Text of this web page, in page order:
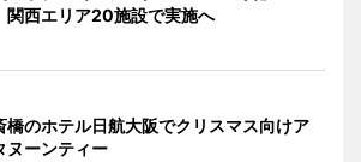
西エリア20施設で実施へ
橋のホテル日航大阪でクリスマス向けア
ヌーンティー